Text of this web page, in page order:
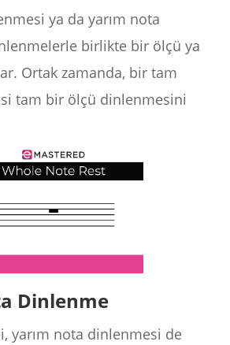
ya da yarım nota
birlikte bir ölçü ya
Ortak zamanda, bir tam
tam bir ölçü dinlenmesini
Dinlenme
yarım nota dinlenmesi de